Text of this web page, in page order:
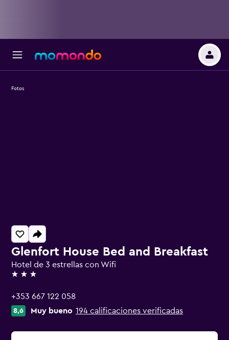
Glenfort House Bed and Breakfast
Hotel de 3 estrellas con Wifi
3 estrellas
+353 667 122 058
8,6 Muy bueno 194 calificaciones verificadas
Fotos